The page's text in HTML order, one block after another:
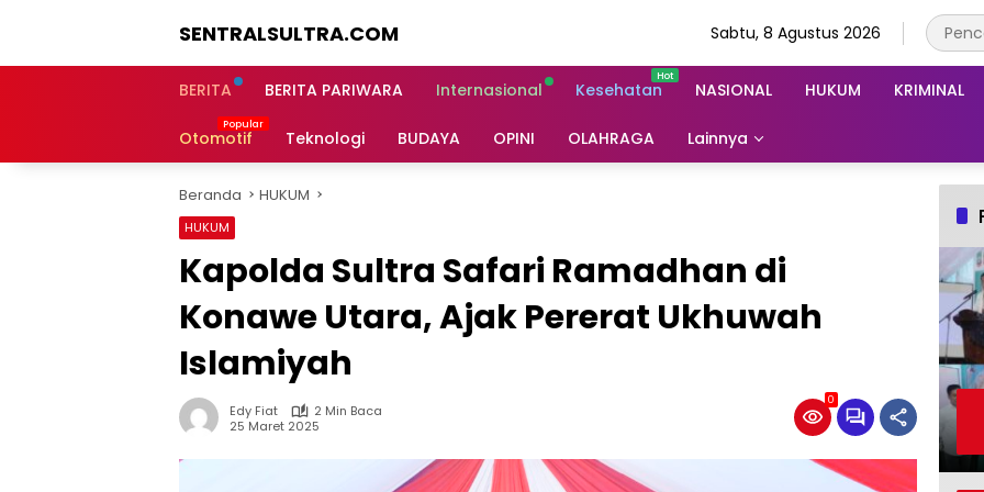
SENTRALSULTRA.COM Sabtu, 8 Agustus 2026
BERITA BERITA PARIWARA Internasional Kesehatan NASIONAL HUKUM KRIMINAL
Otomotif Teknologi BUDAYA OPINI OLAHRAGA Lainnya
Beranda HUKUM
HUKUM
Kapolda Sultra Safari Ramadhan di
Konawe Utara, Ajak Pererat Ukhuwah
Islamiyah
Edy Fiat
2 Min Baca
25 Maret 2025
0